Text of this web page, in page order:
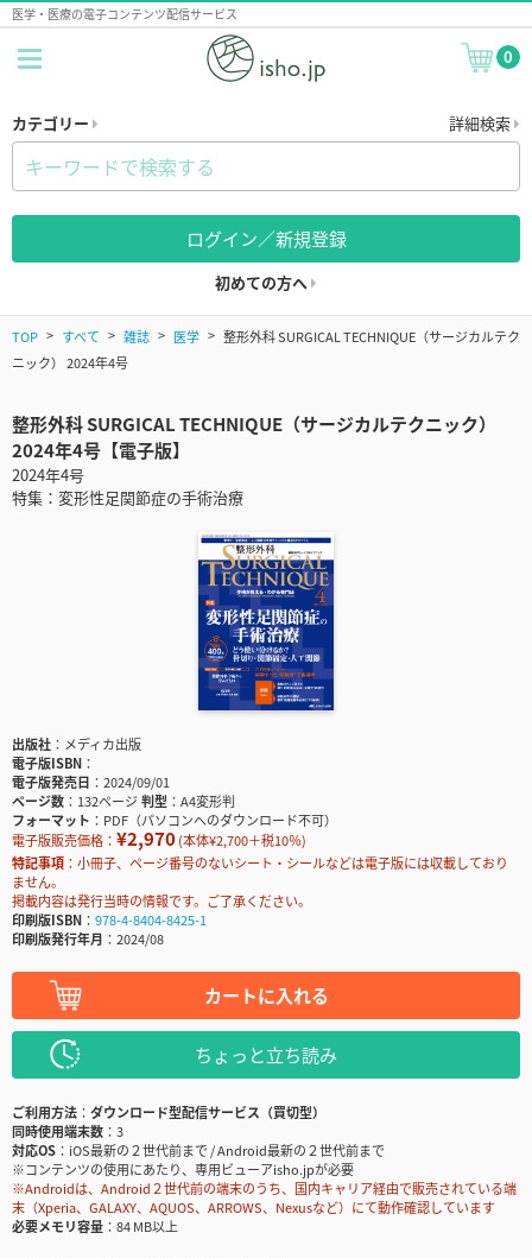
医学・医療の電子コンテンツ配信サービス
0
カテゴリー 詳細検索
ログイン／新規登録
初めての方へ
TOP すべて 雑誌 医学
整形外科 SURGICAL TECHNIQUE（サージカルテク
ニック） 2024年4号
整形外科 SURGICAL TECHNIQUE（サージカルテクニック）
2024年4号【電子版】
2024年4号
特集：変形性足関節症の手術治療
出版社
メディカ出版
電子版ISBN
電子版発売日
2024/09/01
ページ数
132ページ判型
A4変形判
フォーマット
PDF（パソコンへのダウンロード不可）
電子版販売価格： ¥2,970(本体¥2,700＋税10％)
特記事項
小冊子、ページ番号のないシート・シールなどは電子版には収載しており
ません。
掲載内容は発行当時の情報です。ご了承ください。
印刷版ISBN
978-4-8404-8425-1
印刷版発行年月
2024/08
カートに入れる
ちょっと立ち読み
ご利用方法
ダウンロード型配信サービス（買切型）
同時使用端末数
3
対応OS
iOS最新の２世代前まで / Android最新の２世代前まで
※コンテンツの使用にあたり、専用ビューアisho.jpが必要
※Androidは、Android２世代前の端末のうち、国内キャリア経由で販売されている端
末（Xperia、GALAXY、AQUOS、ARROWS、Nexusなど）にて動作確認しています
必要メモリ容量
84 MB以上